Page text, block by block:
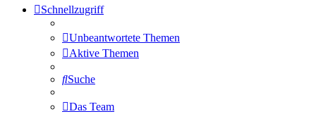
Schnellzugriff
Unbeantwortete Themen
Aktive Themen
Suche
Das Team